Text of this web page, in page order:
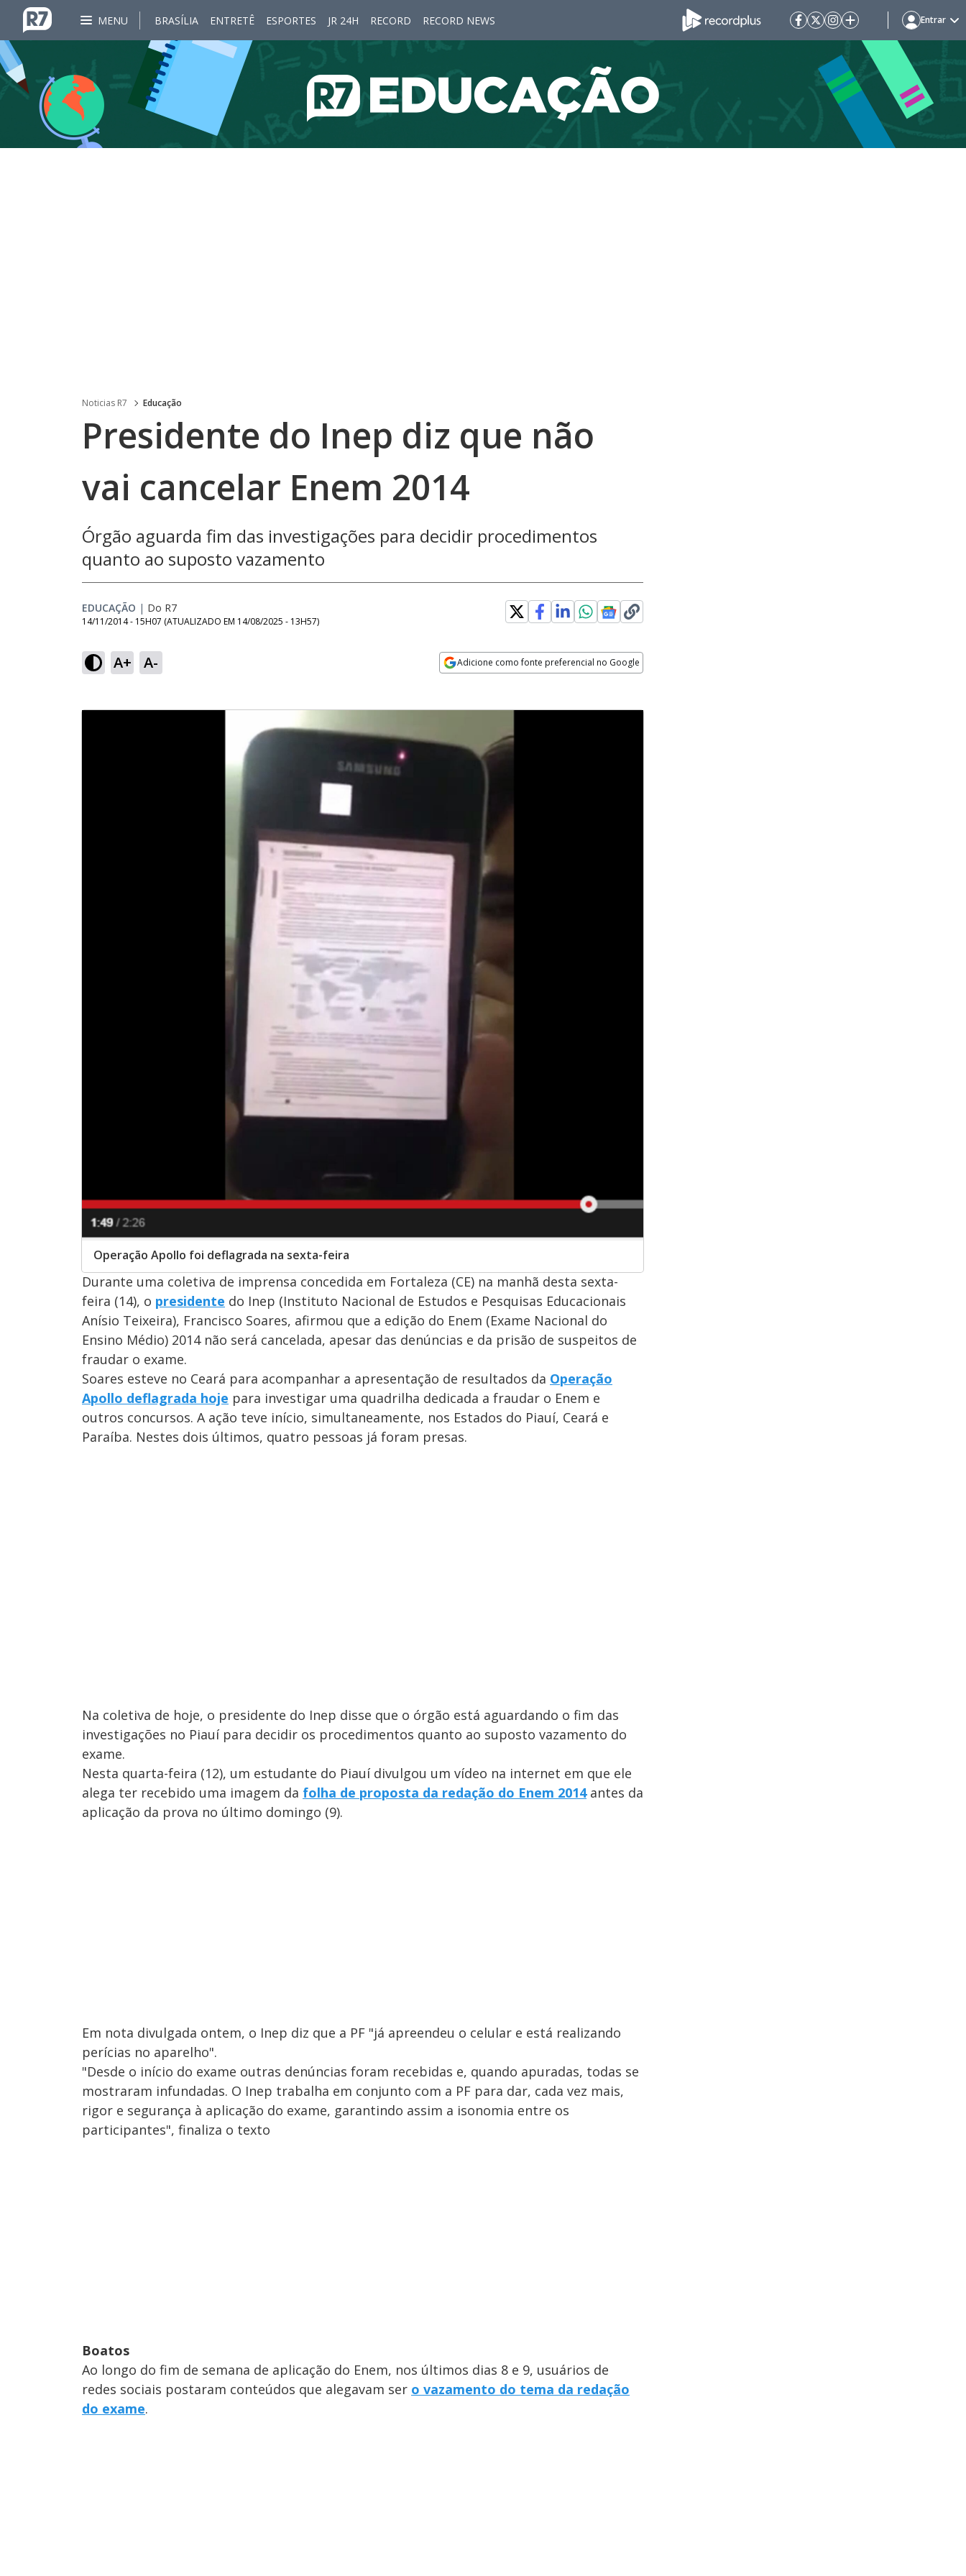
MENU BRASÍLIA ENTRETÊ ESPORTES JR 24H RECORD RECORD NEWS Entrar
Noticias R7 Educação
Presidente do Inep diz que não
vai cancelar Enem 2014
Órgão aguarda fim das investigações para decidir procedimentos
quanto ao suposto vazamento
EDUCAÇÃO | Do R7
14/11/2014 - 15H07 (ATUALIZADO EM 14/08/2025 - 13H57)
A+ A- Adicione como fonte preferencial no Google
Operação Apollo foi deflagrada na sexta-feira
Durante uma coletiva de imprensa concedida em Fortaleza (CE) na manhã desta sexta-
feira (14), o presidente do Inep (Instituto Nacional de Estudos e Pesquisas Educacionais
Anísio Teixeira), Francisco Soares, afirmou que a edição do Enem (Exame Nacional do
Ensino Médio) 2014 não será cancelada, apesar das denúncias e da prisão de suspeitos de
fraudar o exame.
Soares esteve no Ceará para acompanhar a apresentação de resultados da Operação
Apollo deflagrada hoje para investigar uma quadrilha dedicada a fraudar o Enem e
outros concursos. A ação teve início, simultaneamente, nos Estados do Piauí, Ceará e
Paraíba. Nestes dois últimos, quatro pessoas já foram presas.
Na coletiva de hoje, o presidente do Inep disse que o órgão está aguardando o fim das
investigações no Piauí para decidir os procedimentos quanto ao suposto vazamento do
exame.
Nesta quarta-feira (12), um estudante do Piauí divulgou um vídeo na internet em que ele
alega ter recebido uma imagem da folha de proposta da redação do Enem 2014antes da
aplicação da prova no último domingo (9).
Em nota divulgada ontem, o Inep diz que a PF "já apreendeu o celular e está realizando
perícias no aparelho".
"Desde o início do exame outras denúncias foram recebidas e, quando apuradas, todas se
mostraram infundadas. O Inep trabalha em conjunto com a PF para dar, cada vez mais,
rigor e segurança à aplicação do exame, garantindo assim a isonomia entre os
participantes", finaliza o texto
Boatos
Ao longo do fim de semana de aplicação do Enem, nos últimos dias 8 e 9, usuários de
redes sociais postaram conteúdos que alegavam ser o vazamento do tema da redação
do exame.